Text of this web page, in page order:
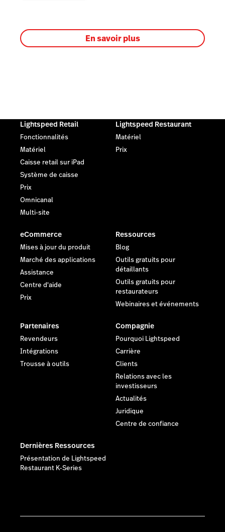
En savoir plus
Lightspeed Retail
Fonctionnalités
Matériel
Caisse retail sur iPad
Système de caisse
Prix
Omnicanal
Multi-site
Lightspeed Restaurant
Matériel
Prix
eCommerce
Mises à jour du produit
Marché des applications
Assistance
Centre d'aide
Prix
Ressources
Blog
Outils gratuits pour
détaillants
Outils gratuits pour
restaurateurs
Webinaires et événements
Partenaires
Revendeurs
Intégrations
Trousse à outils
Compagnie
Pourquoi Lightspeed
Carrière
Clients
Relations avec les
investisseurs
Actualités
Juridique
Centre de confiance
Dernières Ressources
Présentation de Lightspeed
Restaurant K-Series